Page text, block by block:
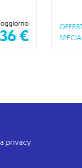
36 €
privacy